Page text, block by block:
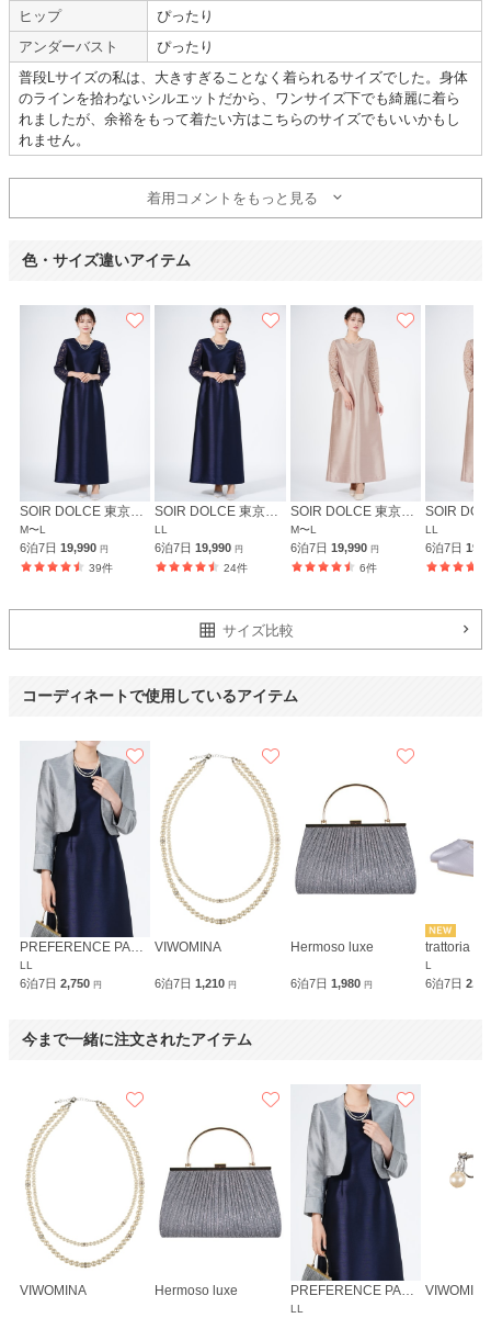
Dorry Doll trattoria
快適に過ごせました
身長 :165〜169cm
体重 : 50～54kg
使用地域 :
神奈川県
着心地がよく快適に過ごせました。
以前に着ていた方のアンケート(レビュー)の通りでした。
とても満足しています。
遠方での式だった為、6泊お借りできて大変助かりました。
ありがとうございました。
【一緒に注文した商品】
PREFERENCE
Climb
ヒップ
ぴったり
アンダーバスト
ぴったり
普段Lサイズの私は、大きすぎることなく着られるサイズでした。身体
のラインを拾わないシルエットだから、ワンサイズ下でも綺麗に着ら
れましたが、余裕をもって着たい方はこちらのサイズでもいいかもし
れません。
着用コメントをもっと見る
色・サイズ違いアイテム
SOIR DOLCE 東京ソワール
M〜L
6泊7日 19,990 円
39件
SOIR DOLCE 東京ソワール
LL
6泊7日19,990円
24件
SOIR DOLCE 東京ソワール
M〜L
6泊7日 19,990 円
6件
LL
6泊7日
サイズ比較
コーディネートで使用しているアイテム
LL
6泊7日 2,750 円
VIWOMINA
6泊7日1,210円
Hermoso luxe
6泊7日 1,980 円
trattoria
L
6泊7日
今まで一緒に注文されたアイテム
VIWOMINA Hermoso luxe PREFERENCE PARTY'S
LL
VIWOMINA